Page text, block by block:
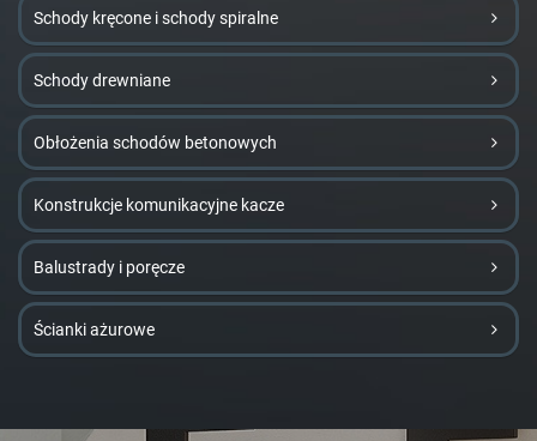
Schody kręcone i schody spiralne
Schody drewniane
Obłożenia schodów betonowych
Konstrukcje komunikacyjne kacze
Balustrady i poręcze
Ścianki ażurowe